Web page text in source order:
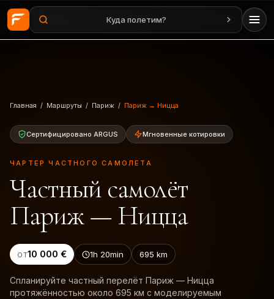
Перейти к основному содержанию
Куда полетим?
Главная / Маршруты / Париж / Париж → Ницца
Сертифицировано ARGUS Мгновенные котировки
ЧАРТЕР ЧАСТНОГО САМОЛЕТА
Частный самолёт
Париж — Ницца
ОТ10 000 € 1h 20min 695 km
Спланируйте частный перелёт Париж — Ницца
протяжённостью около 695 км с моделируемым